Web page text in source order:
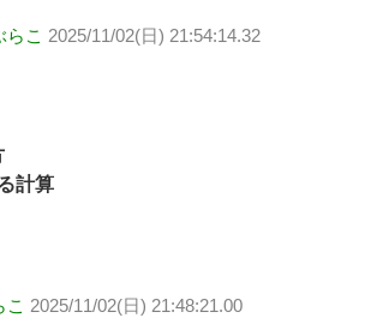
こ 2025/11/02(日) 21:54:14.32
計算
2025/11/02(日) 21:48:21.00